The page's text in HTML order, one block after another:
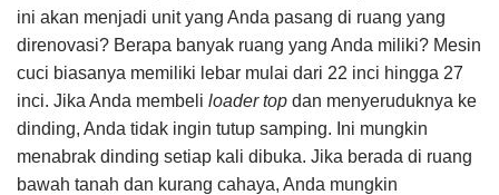
ini akan menjadi unit yang Anda pasang di ruang yang
direnovasi? Berapa banyak ruang yang Anda miliki? Mesin
cuci biasanya memiliki lebar mulai dari 22 inci hingga 27
inci. Jika Anda membeli loader top dan menyeruduknya ke
dinding, Anda tidak ingin tutup samping. Ini mungkin
menabrak dinding setiap kali dibuka. Jika berada di ruang
bawah tanah dan kurang cahaya, Anda mungkin